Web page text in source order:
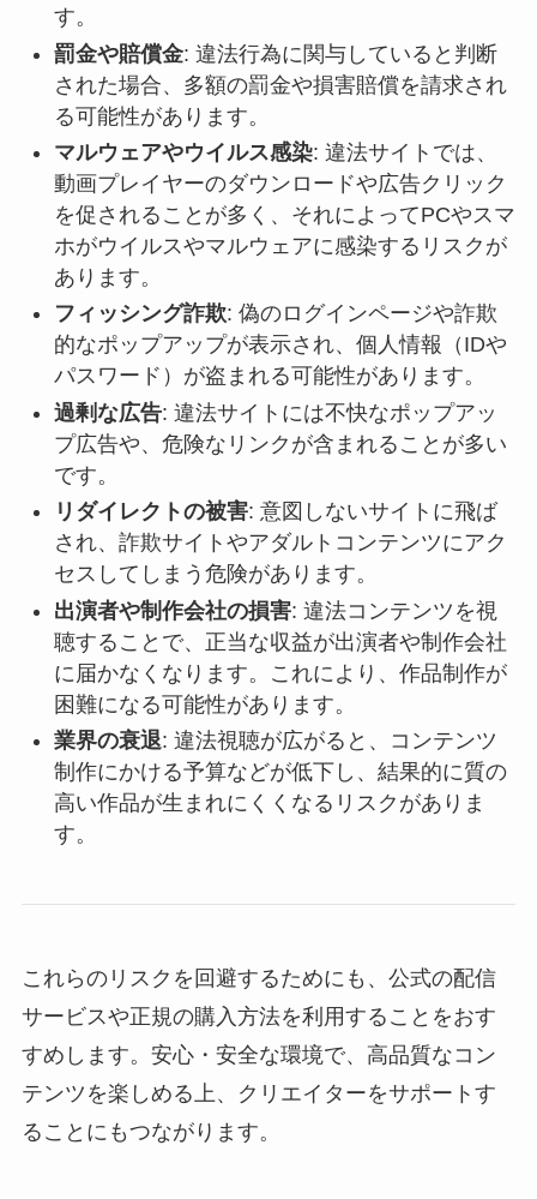
す。
罰金や賠償金: 違法行為に関与していると判断
された場合、多額の罰金や損害賠償を請求され
る可能性があります。
マルウェアやウイルス感染: 違法サイトでは、
動画プレイヤーのダウンロードや広告クリック
を促されることが多く、それによってPCやスマ
ホがウイルスやマルウェアに感染するリスクが
あります。
フィッシング詐欺: 偽のログインページや詐欺
的なポップアップが表示され、個人情報（IDや
パスワード）が盗まれる可能性があります。
過剰な広告: 違法サイトには不快なポップアッ
プ広告や、危険なリンクが含まれることが多い
です。
リダイレクトの被害: 意図しないサイトに飛ば
され、詐欺サイトやアダルトコンテンツにアク
セスしてしまう危険があります。
出演者や制作会社の損害: 違法コンテンツを視
聴することで、正当な収益が出演者や制作会社
に届かなくなります。これにより、作品制作が
困難になる可能性があります。
業界の衰退: 違法視聴が広がると、コンテンツ
制作にかける予算などが低下し、結果的に質の
高い作品が生まれにくくなるリスクがありま
す。
これらのリスクを回避するためにも、公式の配信
サービスや正規の購入方法を利用することをおす
すめします。安心・安全な環境で、高品質なコン
テンツを楽しめる上、クリエイターをサポートす
ることにもつながります。